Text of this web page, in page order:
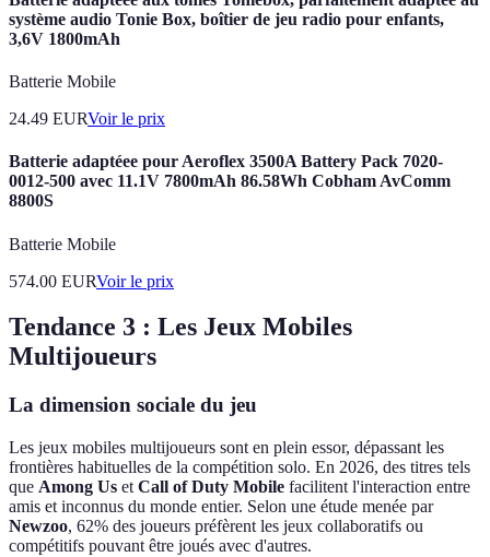
système audio Tonie Box, boîtier de jeu radio pour enfants,
3,6V 1800mAh
Batterie Mobile
24.49 EURVoir le prix
Batterie adaptéee pour Aeroflex 3500A Battery Pack 7020-
0012-500 avec 11.1V 7800mAh 86.58Wh Cobham AvComm
8800S
Batterie Mobile
574.00 EURVoir le prix
Tendance 3 : Les Jeux Mobiles
Multijoueurs
La dimension sociale du jeu
Les jeux mobiles multijoueurs sont en plein essor, dépassant les
frontières habituelles de la compétition solo. En 2026, des titres tels
que Among Us et Call of Duty Mobile facilitent l'interaction entre
amis et inconnus du monde entier. Selon une étude menée par
Newzoo, 62% des joueurs préfèrent les jeux collaboratifs ou
compétitifs pouvant être joués avec d'autres.